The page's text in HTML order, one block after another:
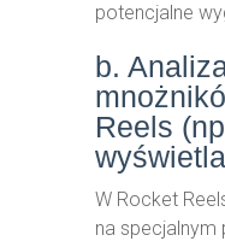
potencjalne
b.
Reels
W Rocket
na specjalnym